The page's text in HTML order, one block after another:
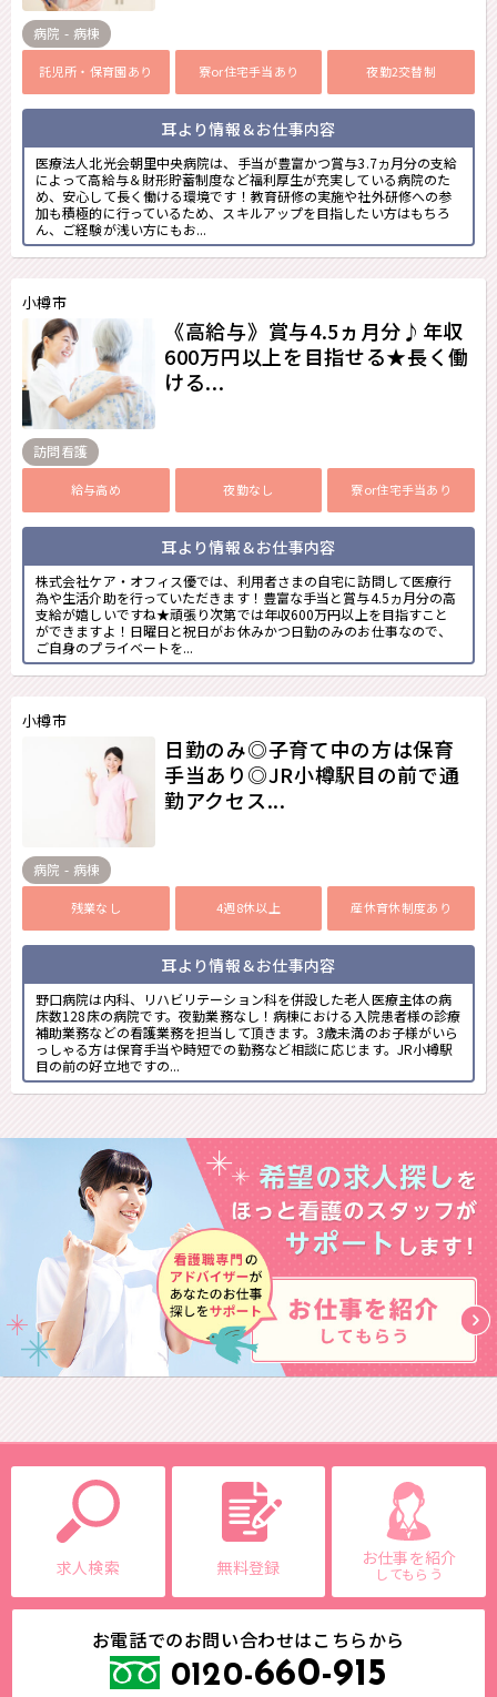
病院 - 病棟
託児所・保育園あり 寮or住宅手当あり 夜勤2交替制
耳より情報＆お仕事内容
医療法人北光会朝里中央病院は、手当が豊富かつ賞与3.7ヵ月分の支給
によって高給与＆財形貯蓄制度など福利厚生が充実している病院のた
め、安心して長く働ける環境です！教育研修の実施や社外研修への参
加も積極的に行っているため、スキルアップを目指したい方はもちろ
ん、ご経験が浅い方にもお...
小樽市
《高給与》賞与4.5ヵ月分♪年収
600万円以上を目指せる★長く働
ける...
訪問看護
給与高め 夜勤なし 寮or住宅手当あり
耳より情報＆お仕事内容
株式会社ケア・オフィス優では、利用者さまの自宅に訪問して医療行
為や生活介助を行っていただきます！豊富な手当と賞与4.5ヵ月分の高
支給が嬉しいですね★頑張り次第では年収600万円以上を目指すこと
ができますよ！日曜日と祝日がお休みかつ日勤のみのお仕事なので、
ご自身のプライベートを...
小樽市
日勤のみ◎子育て中の方は保育
手当あり◎JR小樽駅目の前で通
勤アクセス...
病院 - 病棟
残業なし 4週8休以上 産休育休制度あり
耳より情報＆お仕事内容
野口病院は内科、リハビリテーション科を併設した老人医療主体の病
床数128床の病院です。夜勤業務なし！病棟における入院患者様の診療
補助業務などの看護業務を担当して頂きます。3歳未満のお子様がいら
っしゃる方は保育手当や時短での勤務など相談に応じます。JR小樽駅
目の前の好立地ですの...
求人検索 無料登録 お仕事を紹介
してもらう
お電話でのお問い合わせはこちらから
0120-660-915